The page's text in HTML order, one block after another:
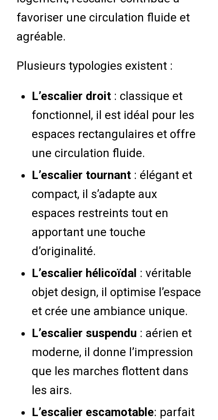
favoriser une circulation fluide et
agréable.
Plusieurs typologies existent :
L’escalier droit: classique et
fonctionnel, il est idéal pour les
espaces rectangulaires et offre
une circulation fluide.
L’escalier tournant: élégant et
compact, il s’adapte aux
espaces restreints tout en
apportant une touche
d’originalité.
L’escalier hélicoïdal : véritable
objet design, il optimise l’espace
et crée une ambiance unique.
L’escalier suspendu : aérien et
moderne, il donne l’impression
que les marches flottent dans
les airs.
L’escalier escamotable: parfait